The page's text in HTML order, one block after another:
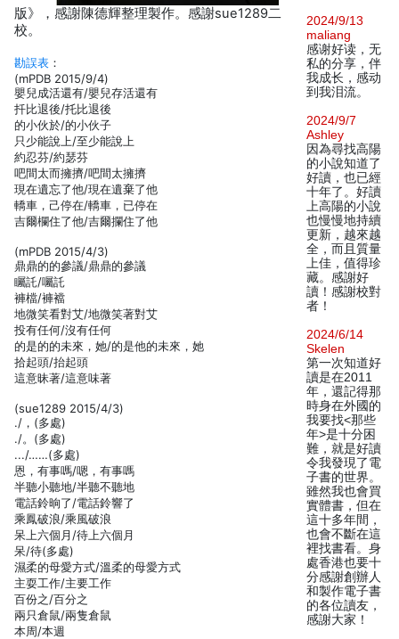
版》，感謝陳德輝整理製作。感謝sue1289二
校。
勘誤表 ：
(mPDB 2015/9/4)
嬰兒成活還有/嬰兒存活還有
扦比退後/托比退後
的小伙於/的小伙子
只少能說上/至少能說上
約忍芬/約瑟芬
吧間太而擁擠/吧間太擁擠
現在遺忘了他/現在遺棄了他
轎車，己停在/轎車，已停在
吉爾欄住了他/吉爾攔住了他
(mPDB 2015/4/3)
鼎鼎的的參議/鼎鼎的參議
矚託/囑託
褲檔/褲襠
地微笑看對艾/地微笑著對艾
投有任何/沒有任何
的是的的未來，她/的是他的未來，她
拾起頭/抬起頭
這意昧著/這意味著
(sue1289 2015/4/3)
./，(多處)
./。(多處)
.../……(多處)
恩，有事嗎/嗯，有事嗎
半聽小聽地/半聽不聽地
電話鈴晌了/電話鈴響了
乘鳳破浪/乘風破浪
呆上六個月/待上六個月
呆/待(多處)
濕柔的母愛方式/溫柔的母愛方式
主耍工作/主要工作
百份之/百分之
兩只倉鼠/兩隻倉鼠
本周/本週
2024/9/13
maliang
感谢好读，无
私的分享，伴
我成长，感动
到我泪流。
2024/9/7
Ashley
因為尋找高陽
的小說知道了
好讀，也已經
十年了。好讀
上高陽的小說
也慢慢地持續
更新，越來越
全，而且質量
上佳，值得珍
藏。感謝好
讀！感謝校對
者！
2024/6/14
Skelen
第一次知道好
讀是在2011
年，還記得那
時身在外國的
我要找<那些
年>是十分困
難，就是好讀
令我發現了電
子書的世界。
雖然我也會買
實體書，但在
這十多年間，
也會不斷在這
裡找書看。身
處香港也要十
分感謝創辦人
和製作電子書
的各位讀友，
感謝大家！